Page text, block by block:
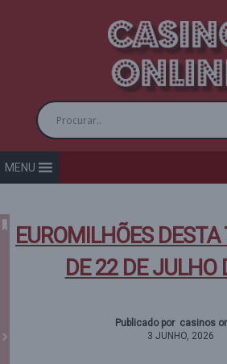
MENU
EUROMILHÕES DESTA
DE 22 DE JULHO
Publicado por casinos
3 JUNHO, 2026